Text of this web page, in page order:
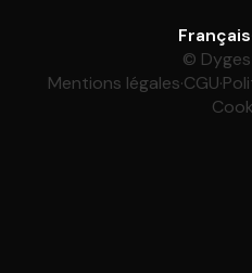
Français
©
Mentions légales·CGU·